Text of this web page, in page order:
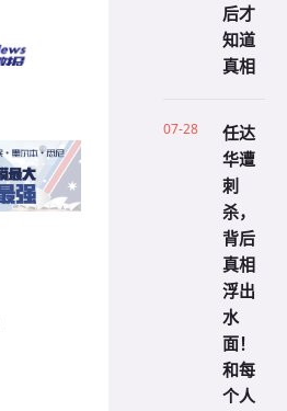
后才
知道
真相
07-28
任达
华遭
刺
杀，
背后
真相
浮出
水
面！
和每
个人